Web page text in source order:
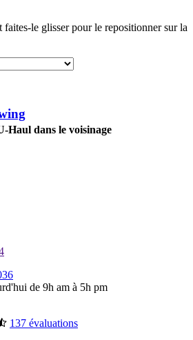
le glisser pour le repositionner sur la
Haul dans le voisinage
de 9h am à 5h pm
137 évaluations